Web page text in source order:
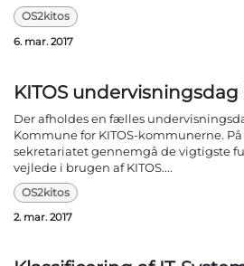
OS2kitos
6. mar. 2017
KITOS
Der afholdes en fælles
Kommune for KITOS-kommunerne.
sekretariatet gennemgå de vigtigste
vejlede i brugen af KITOS....
OS2kitos
2. mar. 2017